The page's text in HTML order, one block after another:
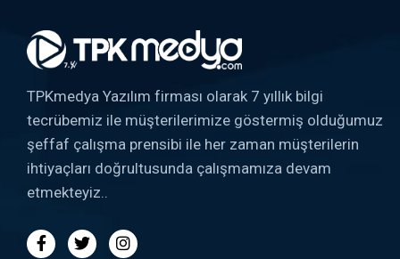
TPKmedya Yazılım firması olarak 7 yıllık bilgi
tecrübemiz ile müşterilerimize göstermiş olduğumuz
şeffaf çalışma prensibi ile her zaman müşterilerin
ihtiyaçları doğrultusunda çalışmamıza devam
etmekteyiz..